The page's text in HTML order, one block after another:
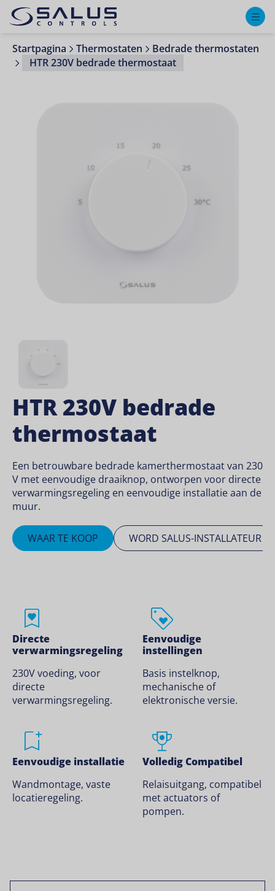
Startpagina Thermostaten
Bedrade thermostaten
HTR 230V bedrade thermostaat
HTR 230V bedrade
thermostaat
Een betrouwbare bedrade kamerthermostaat van 230
V met eenvoudige draaiknop, ontworpen voor directe
verwarmingsregeling en eenvoudige installatie aan de
muur.
WAAR TE KOOP WORD SALUS-INSTALLATEUR
Directe
verwarmingsregeling
230V voeding, voor
directe
verwarmingsregeling.
Eenvoudige
instellingen
Basis instelknop,
mechanische of
elektronische versie.
Eenvoudige installatie
Wandmontage, vaste
locatieregeling.
Volledig Compatibel
Relaisuitgang, compatibel
met actuators of
pompen.